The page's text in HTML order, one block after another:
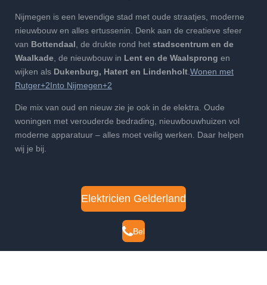
Nijmegen is een levendige stad met oude straatjes, moderne
nieuwbouw en alles ertussenin. Denk aan de creatieve sfeer
van Bottendaal , de drukte rond het stadscentrum en de
Waalkade , de nieuwbouw in Lent en de Waalsprong en
wijken als Dukenburg, Hatert en Lindenholt Wonen met
Rutger+2Into Nijmegen+2
Die mix van oud en nieuw zie je ook in de elektra. Oude
woningen met verouderde bedrading, nieuwbouwhuizen vol
moderne apparatuur – alles moet veilig werken. Daar helpen
wij je bij.
Elektricien Gelderland
Bel